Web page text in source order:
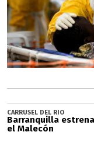
CARRUSEL DEL RIO
Barranquilla
el Malecón